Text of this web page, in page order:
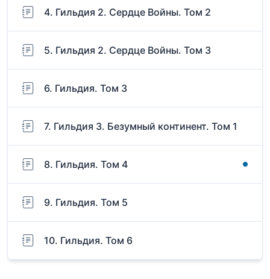
4. Гильдия 2. Сердце Войны. Том 2
5. Гильдия 2. Сердце Войны. Том 3
6. Гильдия. Том 3
7. Гильдия 3. Безумный континент. Том 1
8. Гильдия. Том 4
9. Гильдия. Том 5
10. Гильдия. Том 6